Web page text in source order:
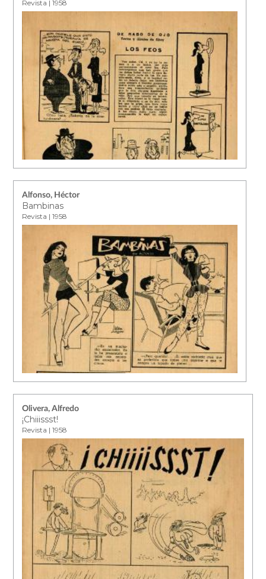
Revista | 1958
Alfonso, Héctor
Bambinas
Revista | 1958
Olivera, Alfredo
¡Chiiissst!
Revista | 1958